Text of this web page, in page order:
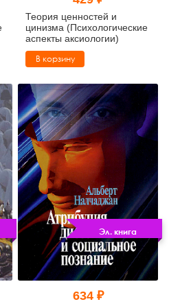
панические атаки
гипноз и НЛП
психология
Теория ценностей и
цинизма (Психологические
аспекты аксиологии)
В корзину
Эл. книга
634 ₽